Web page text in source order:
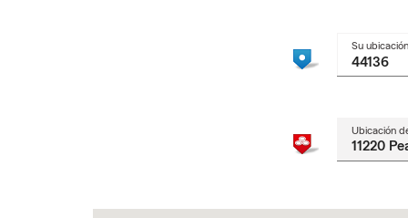
Su ubicación
Ubicación